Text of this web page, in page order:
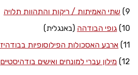
9)
שתי האמיתות / ריקות והתהוות תלויה
10) גופי הבודהה (באנגלית)
11) ארבע האסכולות הפילוסופיות
12) מילון עברי למונחים ואישים בודהיסטיים